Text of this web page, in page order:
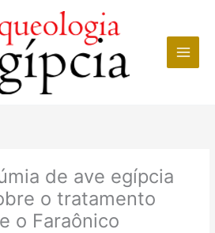
de ave egípcia
o tratamento
o Faraônico